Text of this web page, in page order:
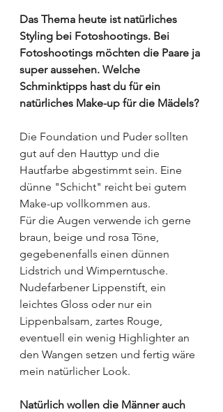
Das Thema heute ist natürliches
Styling bei Fotoshootings. Bei
Fotoshootings möchten die Paare ja
super aussehen. Welche
Schminktipps hast du für ein
natürliches Make-up für die Mädels?
Die Foundation und Puder sollten
gut auf den Hauttyp und die
Hautfarbe abgestimmt sein. Eine
dünne "Schicht" reicht bei gutem
Make-up vollkommen aus.
Für die Augen verwende ich gerne
braun, beige und rosa Töne,
gegebenenfalls einen dünnen
Lidstrich und Wimperntusche.
Nudefarbener Lippenstift, ein
leichtes Gloss oder nur ein
Lippenbalsam, zartes Rouge,
eventuell ein wenig Highlighter an
den Wangen setzen und fertig wäre
mein natürlicher Look.
Natürlich wollen die Männer auch